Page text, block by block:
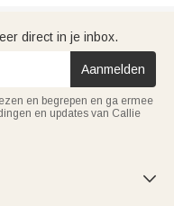
direct in je inbox.
Aanmelden
en begrepen en ga ermee
en updates van Callie
